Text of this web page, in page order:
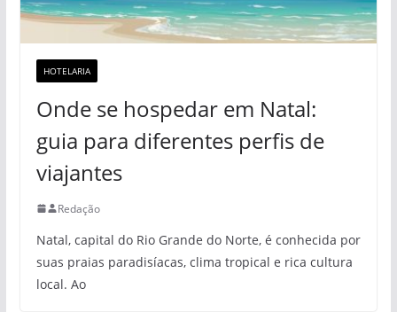
HOTELARIA
Onde se hospedar em Natal:
guia para diferentes perfis de
viajantes
Redação
Natal, capital do Rio Grande do Norte, é conhecida por
suas praias paradisíacas, clima tropical e rica cultura
local. Ao